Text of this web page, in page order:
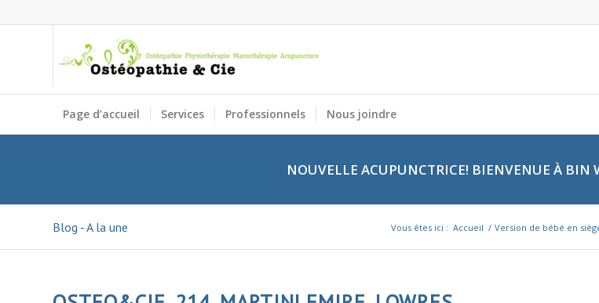
Page d’accueil Services Professionnels Nous joindre
NOUVELLE ACUPUNCTRICE! BIENVENUE À BIN
Blog - A la une Vous êtes ici : Accueil / Version de bébé en